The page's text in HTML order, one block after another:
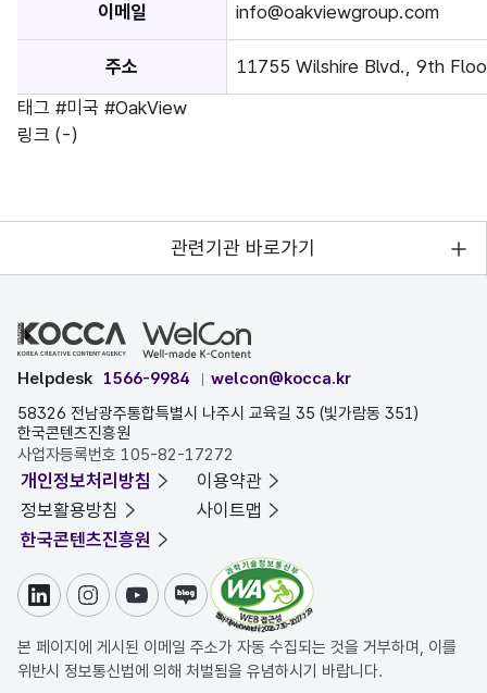
이메일 info@oakviewgroup.com
주소
11755 Wilshire Blvd., 9th
태그 #미국 #OakView
링크 (-)
관련기관 바로가기
Helpdesk 1566-9984
welcon@kocca.kr
58326 전남광주통합특별시 나주시 교육길 35 (빛가람동 351)
한국콘텐츠진흥원
사업자등록번호 105-82-17272
개인정보처리방침
이용약관
정보활용방침
사이트맵
한국콘텐츠진흥원
링크드인인스타그램
유튜브블로그
본 페이지에 게시된 이메일 주소가 자동 수집되는 것을 거부하며, 이를
위반시 정보통신법에 의해 처벌됨을 유념하시기 바랍니다.